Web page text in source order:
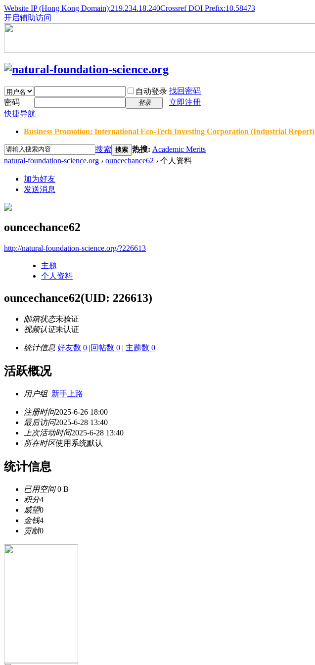
Website IP (Hong Kong Domain):219.234.18.240Crossref DOI Prefix:10.58473
开启辅助访问
自动登录 找回密码
密码
登录
立即注册
快捷导航
Business Promotion: International Eco-Tech Investing Corporation (Industrial Report)
搜索 搜索 热搜: Academic Merits
natural-foundation-science.org › ouncechance62 › 个人资料
加为好友
发送消息
ouncechance62
http://natural-foundation-science.org/?226613
主题
个人资料
ouncechance62(UID: 226613)
邮箱状态未验证
视频认证未认证
统计信息 好友数 0 |回帖数 0 | 主题数 0
活跃概况
用户组 新手上路
注册时间2025-6-26 18:00
最后访问2025-6-28 13:40
上次活动时间2025-6-28 13:40
所在时区使用系统默认
统计信息
已用空间0 B
积分4
威望0
金钱4
贡献0